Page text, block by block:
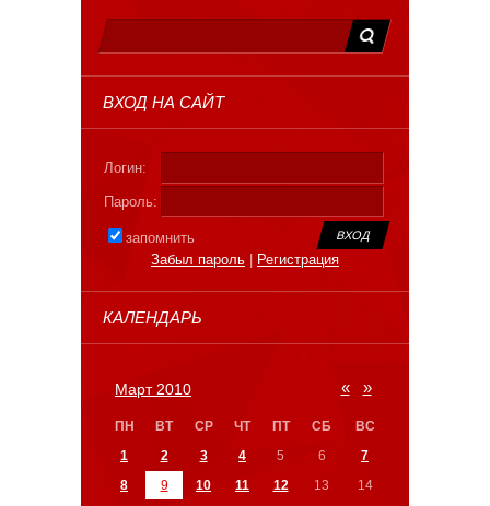
ВХОД НА САЙТ
Логин:
Пароль:
запомнить
Забыл пароль
Регистрация
КАЛЕНДАРЬ
«
Март 2010 »
ПН ВТ СР ЧТ ПТ СБ
ВС
1
2 3 4 5 6
7
8
9 10 11 12 13
14